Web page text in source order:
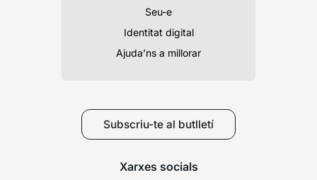
Seu-e
Identitat digital
Ajuda’ns a millorar
Subscriu-te al butlletí
Xarxes socials